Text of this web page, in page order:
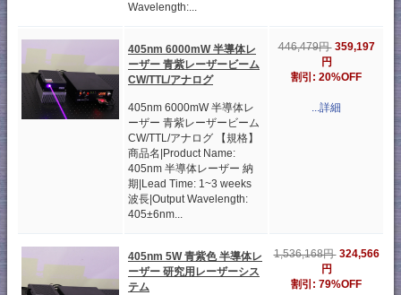
Wavelength:...
405nm 6000mW 半導体レ
ーザー 青紫レーザービーム
CW/TTL/アナログ
405nm 6000mW 半導体レ
ーザー 青紫レーザービーム
CW/TTL/アナログ 【規格】
商品名|Product Name:
405nm 半導体レーザー 納
期|Lead Time: 1~3 weeks
波長|Output Wavelength:
405±6nm...
446,479円 359,197
円
割引: 20%OFF
...詳細
405nm 5W 青紫色 半導体レ
ーザー 研究用レーザーシス
テム
1,536,168円 324,566
円
割引: 79%OFF